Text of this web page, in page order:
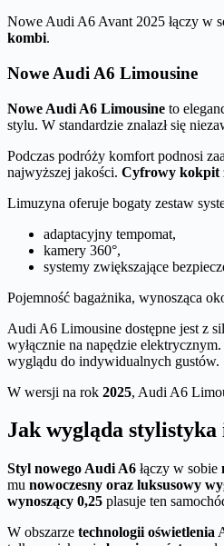
Nowe Audi A6 Avant 2025 łączy w
kombi.
Nowe Audi A6 Limousine
Nowe Audi A6 Limousine to
stylu. W standardzie znalazł się
Podczas podróży komfort podnosi
najwyższej jakości. Cyfrowy kokpit
Limuzyna oferuje bogaty zestaw
adaptacyjny tempomat,
kamery 360°,
systemy zwiększające
Pojemność bagażnika, wynosząca
Audi A6 Limousine dostępne jest z
wyłącznie na napędzie
wyglądu do indywidualnych gustów.
W wersji na rok 2025, Audi A6
Jak wygląda stylistyka
Styl nowego Audi A6 łączy w sobie
mu nowoczesny oraz luksusowy
wynoszący 0,25 plasuje ten
W obszarze technologii oświetlenia